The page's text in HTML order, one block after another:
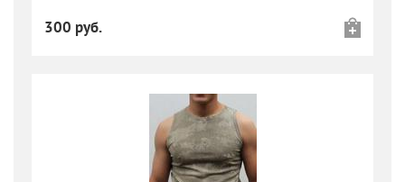
300 руб.